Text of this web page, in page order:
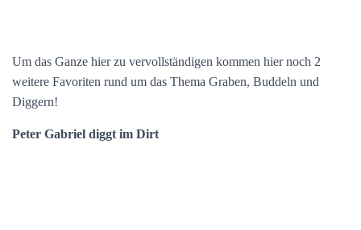
Um das Ganze hier zu vervollständigen kommen hier noch 2
weitere Favoriten rund um das Thema Graben, Buddeln und
Diggern!
Peter Gabriel diggt im Dirt